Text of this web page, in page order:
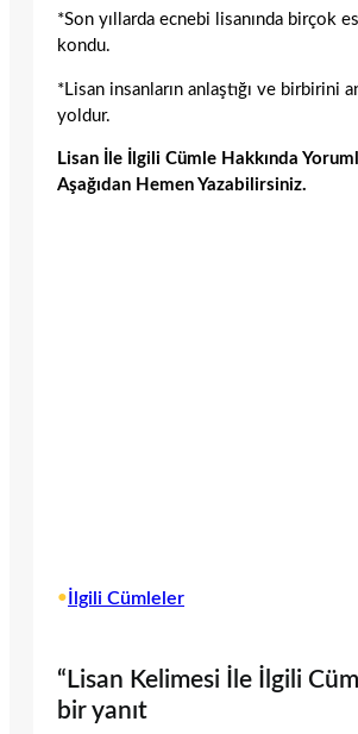
*Son yıllarda ecnebi lisanında birçok
kondu.
*Lisan insanların anlaştığı ve birbirini
yoldur.
Lisan İle İlgili Cümle Hakkında
Aşağıdan Hemen Yazabilirsiniz.
• İlgili Cümleler
“Lisan Kelimesi İle İlgili
bir yanıt